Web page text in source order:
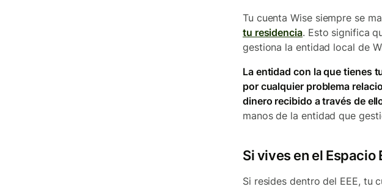
Tu cuenta Wise siempre se
tu residencia. Esto significa
gestiona la entidad local de
La entidad con la que tienes
por cualquier problema
dinero recibido a través de
manos de la entidad que
Si vives en el Espacio
Si resides dentro del EEE, tu